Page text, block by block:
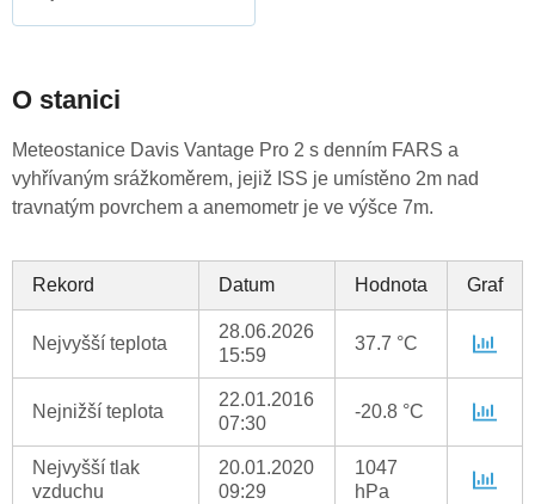
O stanici
Meteostanice Davis Vantage Pro 2 s denním FARS a
vyhřívaným srážkoměrem, jejiž ISS je umístěno 2m nad
travnatým povrchem a anemometr je ve výšce 7m.
Rekord Datum Hodnota Graf
Nejvyšší teplota
28.06.2026
15:59
37.7 °C
Nejnižší teplota
22.01.2016
07:30
-20.8 °C
Nejvyšší tlak
vzduchu
20.01.2020
09:29
1047
hPa